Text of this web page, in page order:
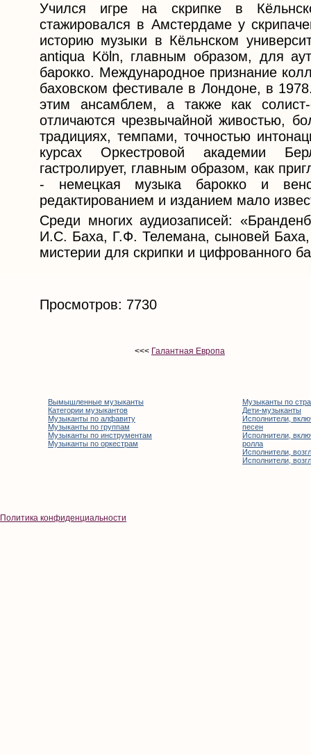
Учился игре на скрипке в
стажировался в Амстердаме у
историю музыки в Кёльнском
antiqua Köln, главным образом, для
барокко. Международное признание
баховском фестивале в Лондоне, в
этим ансамблем, а также как
отличаются чрезвычайной живостью,
традициях, темпами, точностью
курсах Оркестровой академии
гастролирует, главным образом, как
- немецкая музыка барокко и
редактированием и изданием мало
Среди многих аудиозаписей:
И.С. Баха, Г.Ф. Телемана, сыновей
мистерии для скрипки и цифрованного
Просмотров: 7730
<<< Галантная Европа
Вымышленные музыканты
Категории музыкантов
Музыканты по алфавиту
Музыканты по группам
Музыканты по инструментам
Музыканты по оркестрам
Музыканты по
Дети-музыканты
Исполнители,
песен
Исполнители,
ролла
Исполнители,
Исполнители,
Политика конфиденциальности